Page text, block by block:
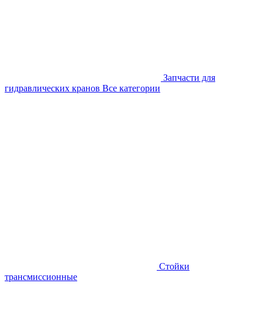
Запчасти для
гидравлических кранов Все категории
Стойки
трансмиссионные